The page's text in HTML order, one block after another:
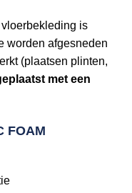
is
worden afgesneden
(plaatsen plinten,
met een
FOAM